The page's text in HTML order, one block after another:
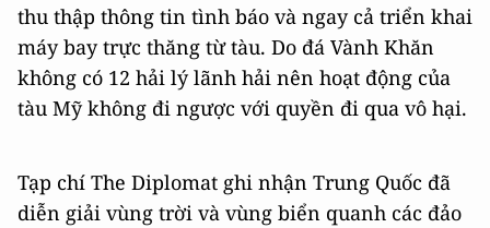
thu thập thông tin tình báo và ngay cả triển khai
máy bay trực thăng từ tàu. Do đá Vành Khăn
không có 12 hải lý lãnh hải nên hoạt động của
tàu Mỹ không đi ngược với quyền đi qua vô hại.
Tạp chí The Diplomat ghi nhận Trung Quốc đã
diễn giải vùng trời và vùng biển quanh các đảo